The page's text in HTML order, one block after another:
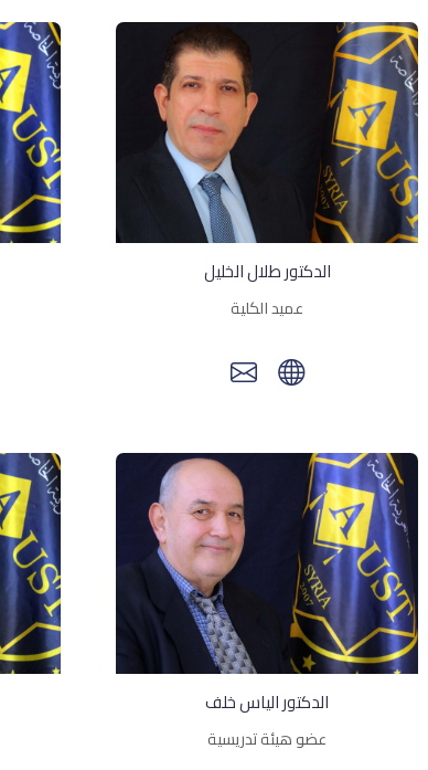
الدكتور طلال الخليل
عميد الكلية
الدكتور الياس خلف
عضو هيئة تدريسية